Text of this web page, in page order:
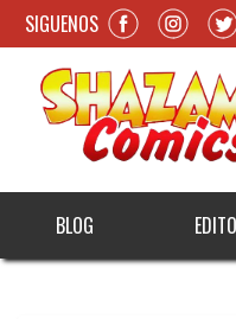
SIGUENOS
BLOG